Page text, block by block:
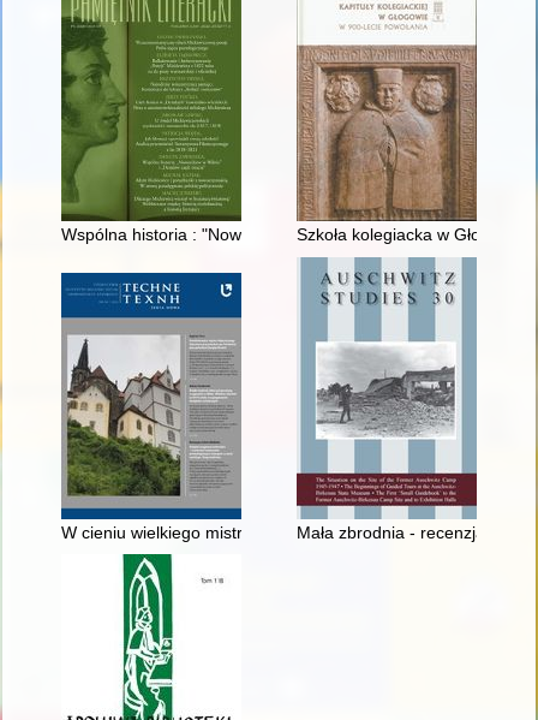
Wspólna historia : "Nowosilcow w Wilnie" i "Dziadów część
Szkoła kolegiacka w Głogowie
W cieniu wielkiego mistrza : Teodora Matejko : zarys biografii
Mała zbrodnia - recenzja]